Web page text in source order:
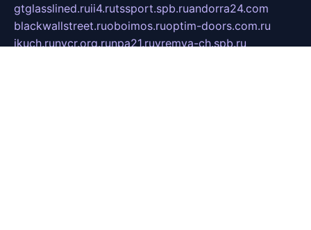
gtglasslined.ruii4.rutssport.spb.ruandorra24.com
blackwallstreet.ruoboimos.ruoptim-doors.com.ru
ikuch.runycr.org.runpa21.ruvremya-ch.spb.ru